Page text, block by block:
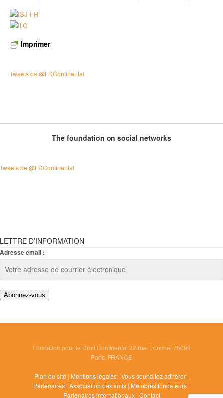
PUBLICATIONS
Imprimer
Tweets de @FDContinental
The foundation on social networks
Tweets de @FDContinental
LETTRE D’INFORMATION
Adresse email :
Fondation pour le Droit Continental 32 rue Tronchet 75009
Paris, FRANCE
Plan du site | Mentions légales | Vous souhaitez adhérer |
Partenaires | Association des amis | Membres fondateurs |
Partenaires internationaux| Contact